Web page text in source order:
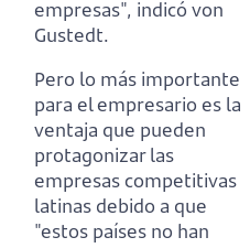
empresas", indicó von
Gustedt.
Pero lo más importante
para el empresario es la
ventaja que pueden
protagonizar las
empresas competitivas
latinas debido a que
"estos países no han